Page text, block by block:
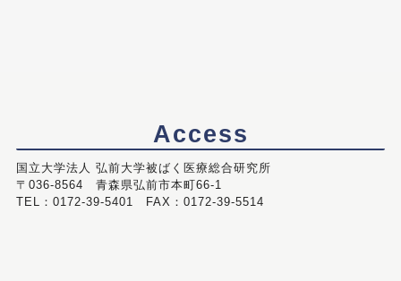
Access
国立大学法人 弘前大学被ばく医療総合研究所
〒036-8564 青森県弘前市本町66-1
TEL：0172-39-5401 FAX：0172-39-5514